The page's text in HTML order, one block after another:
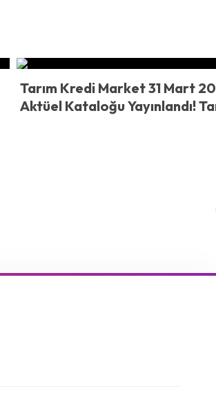
Tarım Kredi Market 31 Mart
Aktüel Kataloğu Yayınlandı!